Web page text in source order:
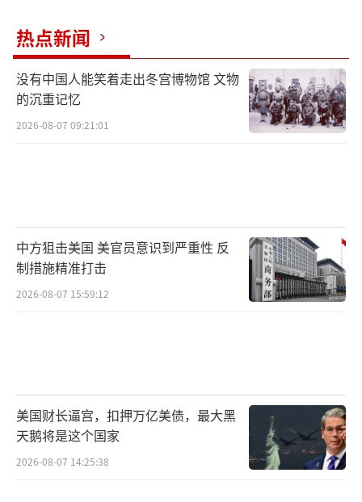
热点新闻
没有中国人能笑着走出冬宫博物馆 文物
的沉重记忆
2026-08-07 09:21:01
中方狙击美国 美官员意识到严重性 反
制措施精准打击
2026-08-07 15:59:12
美国财长逼宫，扣押万亿美债，最大黑
天鹅将是这个国家
2026-08-07 14:25:38